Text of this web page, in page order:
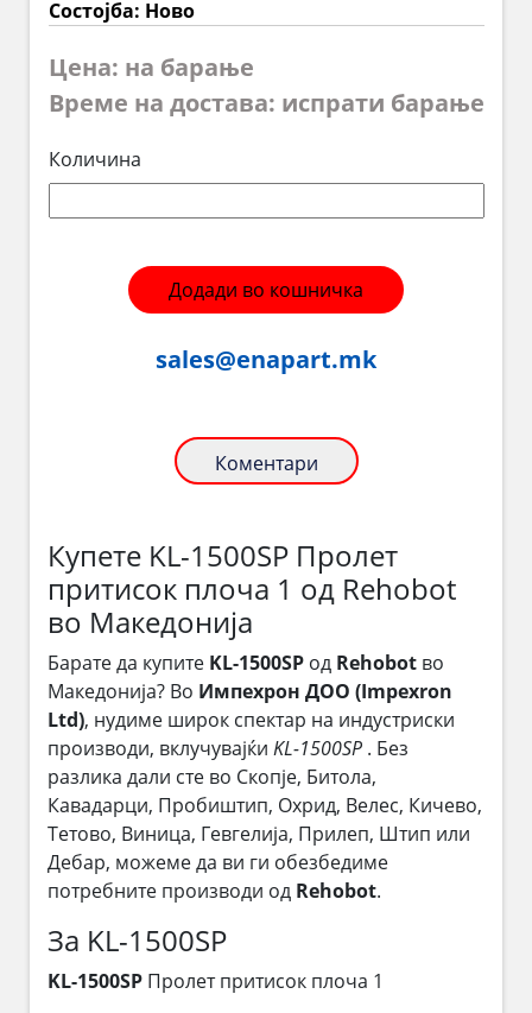
Состојба: Ново
Цена: на барање
Време на достава: испрати барање
Количина
Додади во кошничка
sales@enapart.mk
Коментари
Купете KL-1500SP Пролет
притисок плоча 1 од Rehobot
во Македонија
Барате да купите KL-1500SP од Rehobot во
Македонија? Во Импехрон ДОО (Impexron
Ltd), нудиме широк спектар на индустриски
производи, вклучувајќи KL-1500SP . Без
разлика дали сте во Скопје, Битола,
Кавадарци, Пробиштип, Охрид, Велес, Кичево,
Тетово, Виница, Гевгелија, Прилеп, Штип или
Дебар, можеме да ви ги обезбедиме
потребните производи од Rehobot.
За KL-1500SP
KL-1500SP Пролет притисок плоча 1